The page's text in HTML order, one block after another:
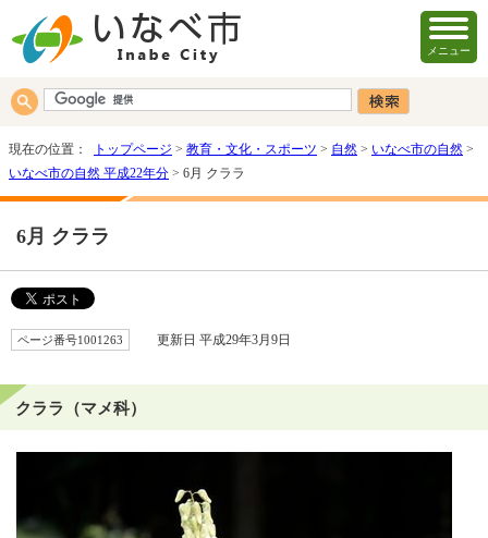
メニュー
現在の位置： トップページ > 教育・文化・スポーツ > 自然 > いなべ市の自然 >
いなべ市の自然 平成22年分 > 6月 クララ
6月 クララ
ページ番号1001263 更新日 平成29年3月9日
クララ（マメ科）